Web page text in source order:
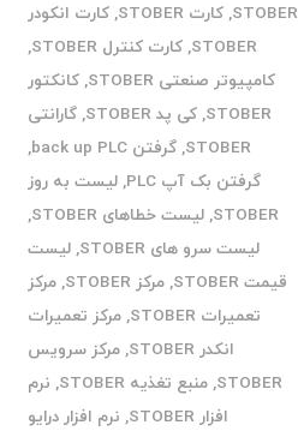
STOBER
,کارت STOBER ,کارت انکودر
STOBER
,کارت کنترل STOBER
,
کامپیوتر صنعتی STOBER
,کانکتور
STOBER
,کی پد STOBER ,گارانتی
STOBER
,گرفتن back up PLC
,
گرفتن بک آپ PLC
,لیست به روز
STOBER
,لیست خطاهای STOBER
,
لیست سرو های STOBER
,لیست
قیمت STOBER
,مرکز STOBER ,مرکز
تعمیرات STOBER
,مرکز تعمیرات
انکدر STOBER
,مرکز سرویس
STOBER
,منبع تغذیه STOBER , نرم
افزار STOBER
, نرم افزار درایو